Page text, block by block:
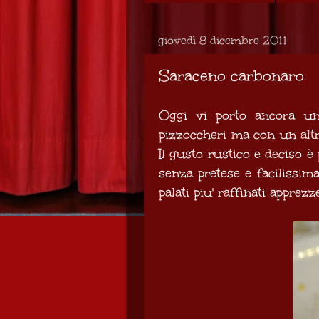
giovedì 8 dicembre 2011
Saraceno carbonaro
Oggi vi porto ancora
pizzoccheri ma con un
Il gusto rustico e deciso è
senza pretese e
palati piu' raffinati